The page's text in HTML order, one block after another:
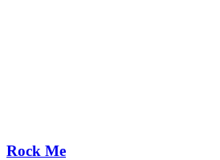
Rock Me